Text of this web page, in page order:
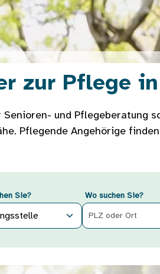
zur Pflege in
Senioren- und Pflegeberatung
Pflegende Angehörige
Sie? Wo suchen Sie?